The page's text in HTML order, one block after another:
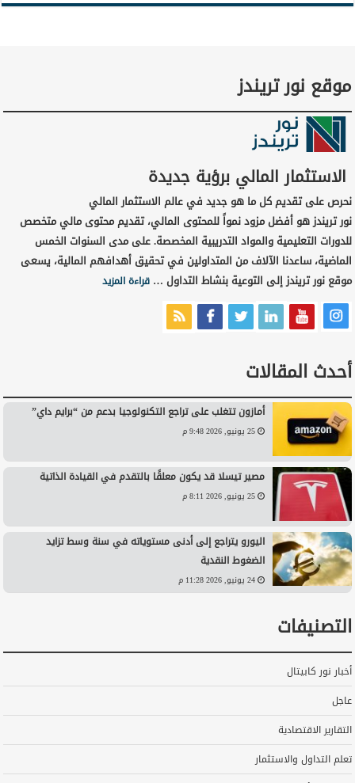
موقع نور تريندز
الاستثمار المالي برؤية جديدة
نحرص على تقديم كل ما هو جديد في عالم الاستثمار المالي
نور تريندز هو أفضل مزود نمواً للمحتوى المالي، تقديم محتوى مالي متخصص
للدورات التعليمية والمواد التدريبية المخصصة. على مدى السنوات الخمس
الماضية، ساعدنا الآلاف من المتداولين في تحقيق أهدافهم المالية، يسعى
موقع نور تريندز إلى التوعية بنشاط التداول …قراءة المزيد
أحدث المقالات
أمازون تتغلب على تراجع التكنولوجيا بدعم من “برايم داي”
25 يونيو, 2026 9:48 م
مصير تيسلا قد يكون معلقًا بالتقدم في القيادة الذاتية
25 يونيو, 2026 8:11 م
اليورو يتراجع إلى أدنى مستوياته في سنة وسط تزايد
الضغوط النقدية
24 يونيو, 2026 11:28 م
التصنيفات
أخبار نور كابيتال
عاجل
التقارير الاقتصادية
تعلم التداول والاستثمار